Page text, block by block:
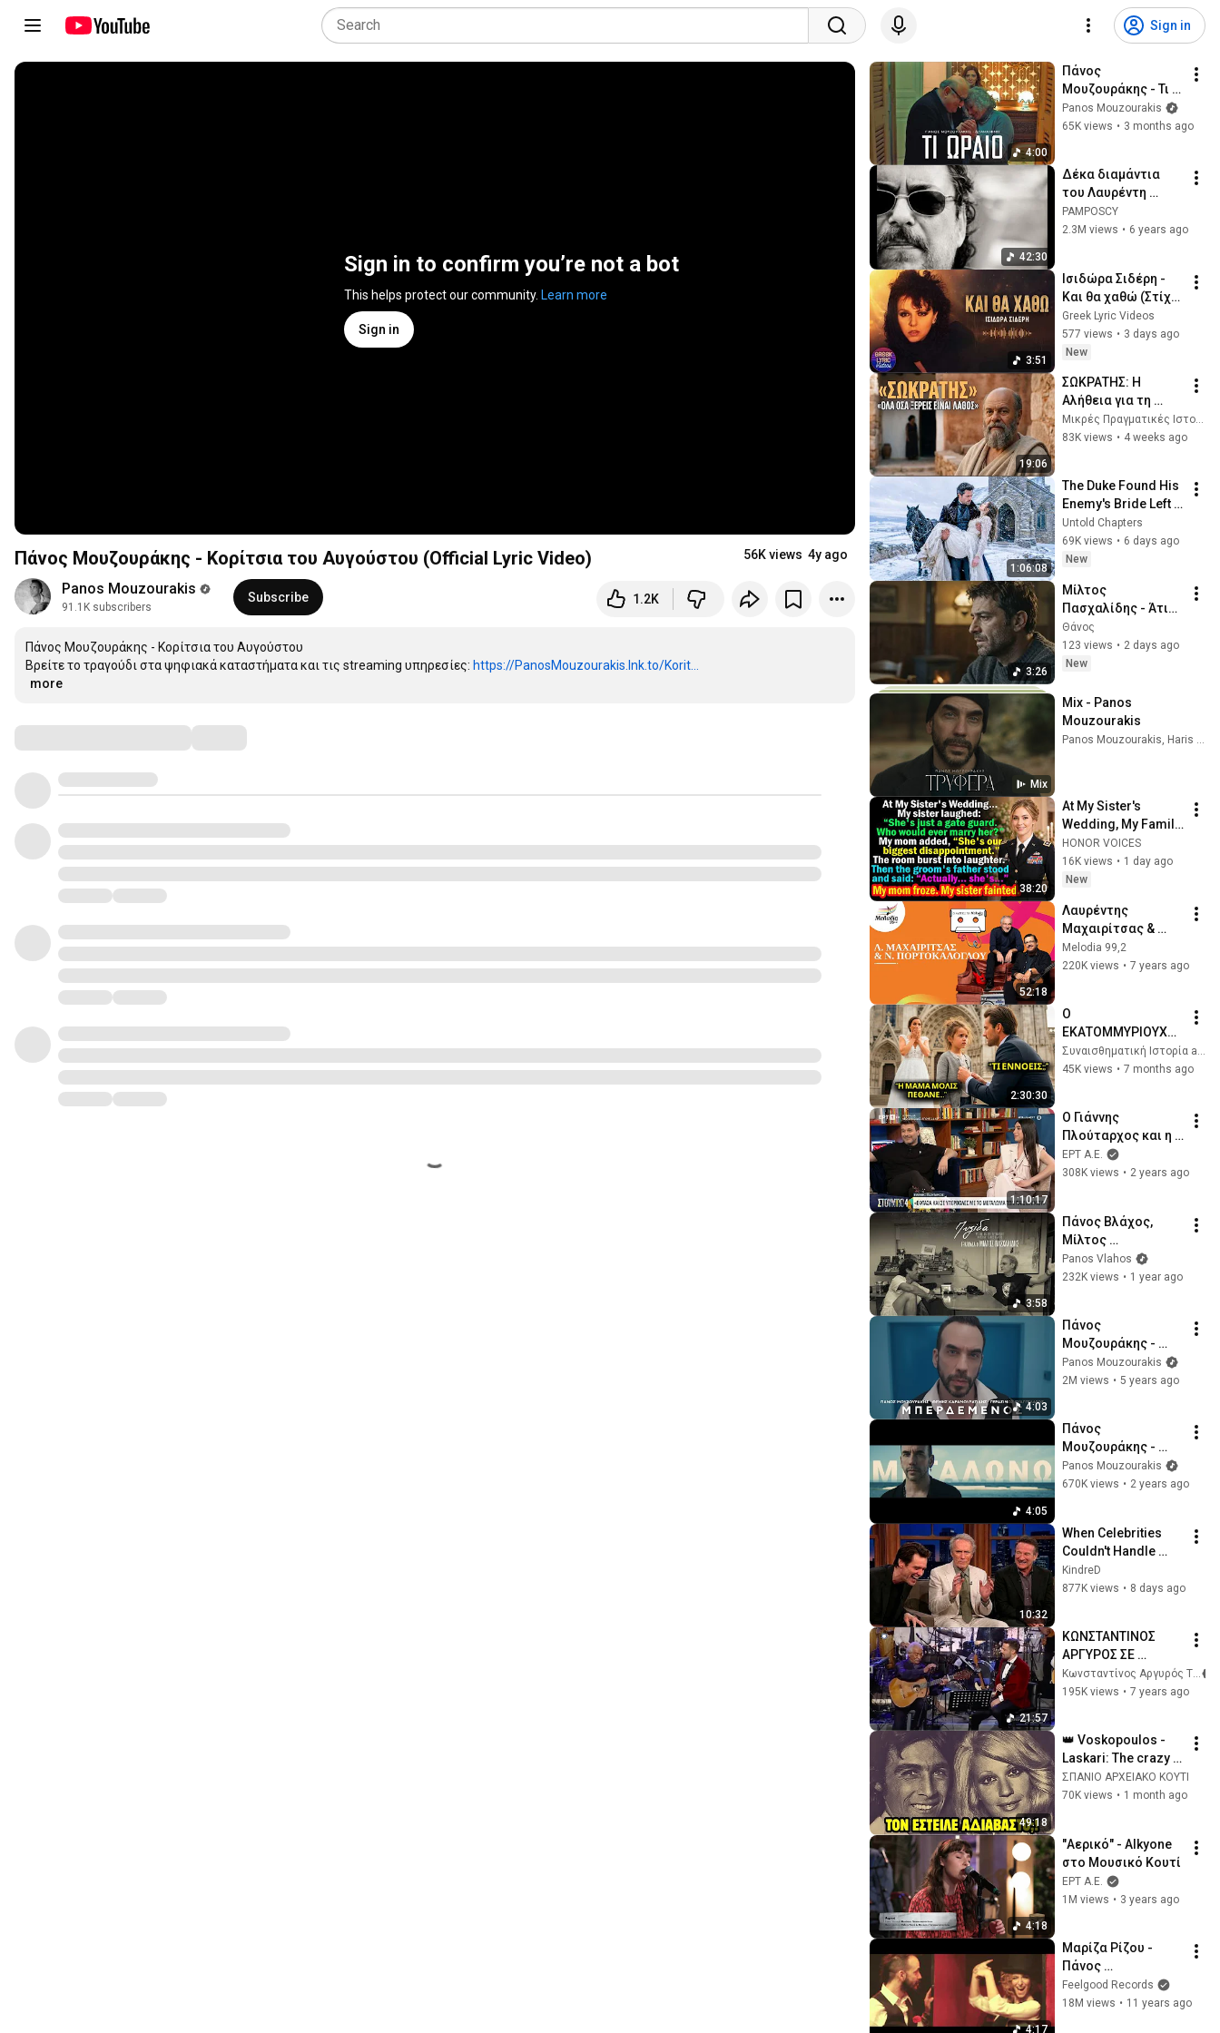
Sign in
Sign in to confirm you’re not a bot
This helps protect our community. Learn more
Sign in
Πάνος Μουζουράκης - Κορίτσια του Αυγούστου (Official Lyric Video) 56K views 4y ago
Panos Mouzourakis
91.1K subscribers
Subscribe 1.2K
Πάνος Μουζουράκης - Κορίτσια του Αυγούστου
Βρείτε το τραγούδι στα ψηφιακά καταστήματα και τις streaming υπηρεσίες: https://PanosMouzourakis.lnk.to/Korit...
…
more
4:00
Πάνος
Μουζουράκης - Τι
Ωραίο (Official
Music Video)
Panos Mouzourakis
65K views • 3 months ago
42:30
Δέκα διαμάντια
του Λαυρέντη
Μαχαιρίτσα
PAMPOSCY
2.3M views • 6 years ago
3:51
Ισιδώρα Σιδέρη -
Και θα χαθώ (Στίχοι
- Lyrics) | Greek
Lyric Videos
Greek Lyric Videos
577 views • 3 days ago
New
19:06
ΣΩΚΡΑΤΗΣ: Η
Αλήθεια για τη
«Χειρότερη Σύζυγο
της Ιστορίας» και
Μικρές Πραγματικές Ιστορίες
83K views • 4 weeks ago
1:06:08
The Duke Found His
Enemy's Bride Left
in the Cold — And He
Made a Choice No
One Expected
Untold Chapters
69K views • 6 days ago
New
3:26
Μίλτος
Πασχαλίδης - Άτιμο
πράγμα η τιμή
(Σασμός)
"FHD+Lyrics GR/EN"
Θάνος
123 views • 2 days ago
New
Mix
Mix - Panos
Mouzourakis
Panos Mouzourakis, Haris & Panos Katsimihas, Μαρίνα Σπανού, and more
38:20
At My Sister's
Wedding, My Family
Mocked Me—Then
the Groom's Father
Said, "Actually...
HONOR VOICES
16K views • 1 day ago
New
52:18
Λαυρέντης
Μαχαιρίτσας &
Νίκος
Πορτοκάλογλου |
Μελωδία 99.2
Melodia 99,2
220K views • 7 years ago
2:30:30
Ο
ΕΚΑΤΟΜΜΥΡΙΟΥΧΟΣ
ΗΤΑΝ ΕΤΟΙΜΟΣ ΝΑ
ΠΕΙ «ΝΑΙ» ΚΑΙ ΝΑ
«ΘΑ ΣΕ
Συναισθηματική Ιστορία and 4 more
45K views • 7 months ago
1:10:17
Ο Γιάννης
Πλούταρχος και η
κόρη του Κατερίνα
στο «Στούντιο 4» |
ΕΡΤ Α.Ε.
308K views • 2 years ago
3:58
Πάνος Βλάχος,
Μίλτος
Πασχαλίδης -
Πυξίδα - Official
Panos Vlahos
232K views • 1 year ago
4:03
Πάνος
Μουζουράκης -
Μπερδεμένος
(Official Music
Panos Mouzourakis
2M views • 5 years ago
4:05
Πάνος
Μουζουράκης -
Μεγαλώνω (Official
Music Video)
Panos Mouzourakis
670K views • 2 years ago
10:32
When Celebrities
Couldn't Handle
Clint Eastwood
ZERO Filter!
KindreD
877K views • 8 days ago
21:57
ΚΩΝΣΤΑΝΤΙΝΟΣ
ΑΡΓΥΡΟΣ ΣΕ
ΤΡΑΓΟΥΔΙΑ ΤΟΥ
ΚΩΣΤΑ ΧΑΤΖΗ ||
ΣΚΑΙ
Κωνσταντίνος Αργυρός Tv
195K views • 7 years ago
49:18
👑 Voskopoulos -
Laskari: The crazy
Obsession, the Rise
& Infidelities! | Ep5
ΣΠΑΝΙΟ ΑΡΧΕΙΑΚΟ ΚΟΥΤΙ
70K views • 1 month ago
4:18
"Αερικό" - Alkyone
στο Μουσικό Κουτί
ΕΡΤ Α.Ε.
1M views • 3 years ago
4:17
Μαρίζα Ρίζου -
Πάνος
Μουζουράκης -
Γιάννης
Feelgood Records
18M views • 11 years ago